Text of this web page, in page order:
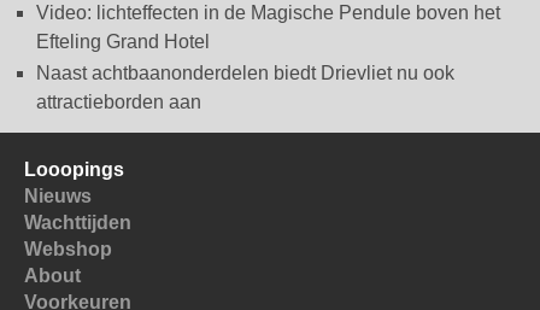
Video: lichteffecten in de Magische Pendule boven het
Efteling Grand Hotel
Naast achtbaanonderdelen biedt Drievliet nu ook
attractieborden aan
Looopings
Nieuws
Wachttijden
Webshop
About
Voorkeuren